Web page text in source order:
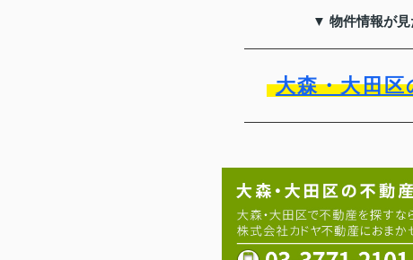
▼ 物件情報が
大森・大田